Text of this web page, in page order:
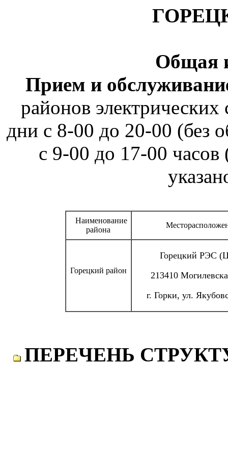
Общая
Прием и
районов электрических
дни с 8-00 до 20-00 (без
с 9-00 до 17-00
Наименование
района
Горецкий район
Горецкий РЭС
213410
г. Горки, ул.
ПЕРЕЧЕНЬ